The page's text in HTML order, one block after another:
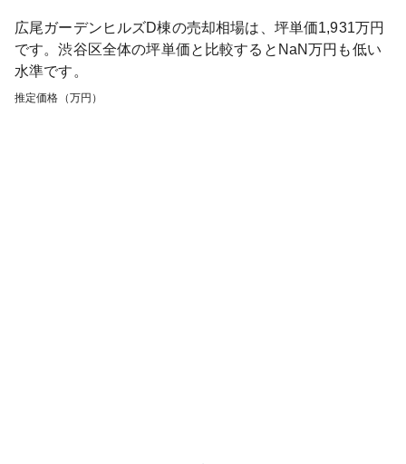
広尾ガーデンヒルズD棟の売却相場は、坪単価1,931万円
です。渋谷区全体の坪単価と比較すると NaN万円も低い
水準です。
推定価格（万円）